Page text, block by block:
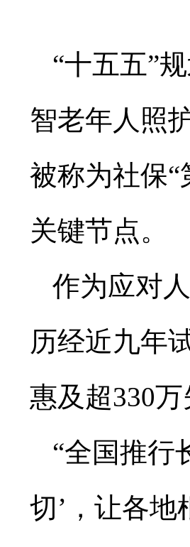
“十五五”
智老年人照
被称为社保
关键节点。
作为应对
历经近九年
惠及超330
“全国推行
切’，让各